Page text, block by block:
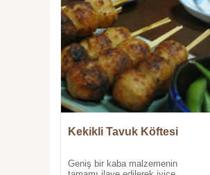
Kekikli Tavuk Köftesi
Geniş bir kaba malzemenin